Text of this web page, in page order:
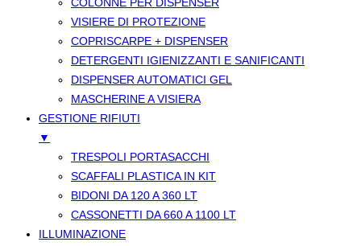
VISIERE DI PROTEZIONE
COPRISCARPE + DISPENSER
DETERGENTI IGIENIZZANTI E SANIFICANTI
DISPENSER AUTOMATICI GEL
MASCHERINE A VISIERA
GESTIONE RIFIUTI
▼
TRESPOLI PORTASACCHI
SCAFFALI PLASTICA IN KIT
BIDONI DA 120 A 360 LT
CASSONETTI DA 660 A 1100 LT
ILLUMINAZIONE